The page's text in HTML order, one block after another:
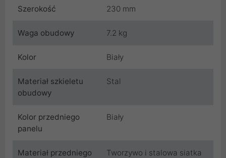
Szerokość 230 mm
Waga obudowy 7.2 kg
Kolor Biały
Materiał szkieletu
obudowy
Stal
Kolor przedniego
panelu
Biały
Materiał przedniego
Tworzywo i stalowa siatka